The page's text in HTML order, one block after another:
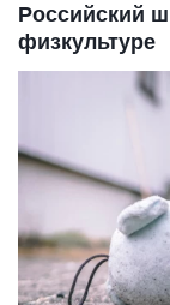
Российский
физкультуре